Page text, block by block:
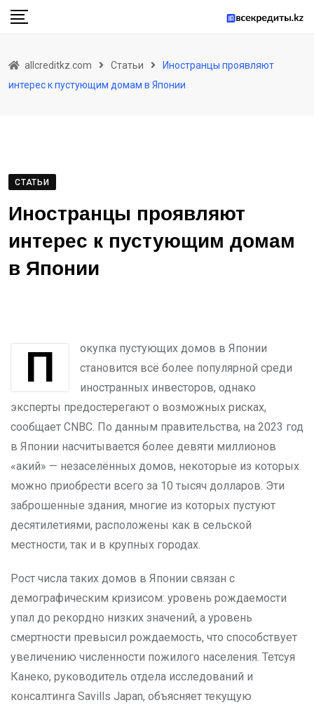
Skip
allcreditkz.com Статьи
Иностранцы проявляют
интерес к пустующим домам в Японии
СТАТЬИ
Иностранцы проявляют
интерес к пустующим домам
в Японии
Покупка пустующих домов в Японии
становится всё более популярной среди
иностранных инвесторов, однако
эксперты предостерегают о возможных рисках,
сообщает CNBC. По данным правительства, на 2023 год
в Японии насчитывается более девяти миллионов
«акий» — незаселённых домов, некоторые из которых
можно приобрести всего за 10 тысяч долларов. Эти
заброшенные здания, многие из которых пустуют
десятилетиями, расположены как в сельской
местности, так и в крупных городах.
Рост числа таких домов в Японии связан с
демографическим кризисом: уровень рождаемости
упал до рекордно низких значений, а уровень
смертности превысил рождаемость, что способствует
увеличению численности пожилого населения. Тетсуя
Канеко, руководитель отдела исследований и
консалтинга Savills Japan, объясняет текущую